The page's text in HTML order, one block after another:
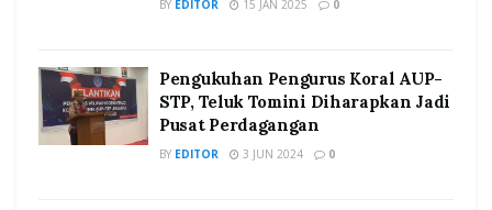
BY EDITOR 15 JAN 2025 0
Pengukuhan Pengurus Koral AUP-
STP, Teluk Tomini Diharapkan Jadi
Pusat Perdagangan
BY EDITOR 3 JUN 2024 0